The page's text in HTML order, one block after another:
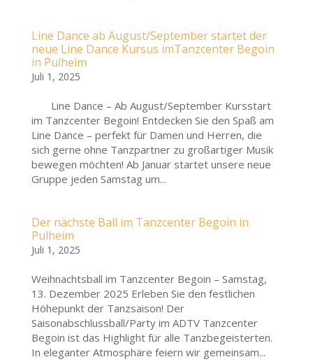
Line Dance ab August/September startet der
neue Line Dance Kursus imTanzcenter Begoin
in Pulheim
Juli 1, 2025
Line Dance – Ab August/September Kursstart
im Tanzcenter Begoin! Entdecken Sie den Spaß am
Line Dance – perfekt für Damen und Herren, die
sich gerne ohne Tanzpartner zu großartiger Musik
bewegen möchten! Ab Januar startet unsere neue
Gruppe jeden Samstag um...
Der nächste Ball im Tanzcenter Begoin in
Pulheim
Juli 1, 2025
Weihnachtsball im Tanzcenter Begoin – Samstag,
13. Dezember 2025 Erleben Sie den festlichen
Höhepunkt der Tanzsaison! Der
Saisonabschlussball/Party im ADTV Tanzcenter
Begoin ist das Highlight für alle Tanzbegeisterten.
In eleganter Atmosphäre feiern wir gemeinsam...